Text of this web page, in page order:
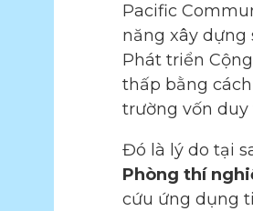
Pacific
năng xây dựng
Phát triển
thấp bằng
trường vốn duy
Đó là lý do tại
Phòng thí
cứu ứng dụng